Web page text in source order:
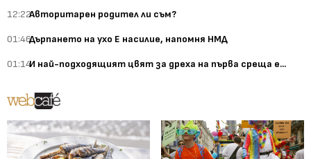
12:22Авторитарен родител ли съм?
01:46Дърпането на ухо Е насилие, напомня НМД
01:14И най-подходящият цвят за дреха на първа среща е...